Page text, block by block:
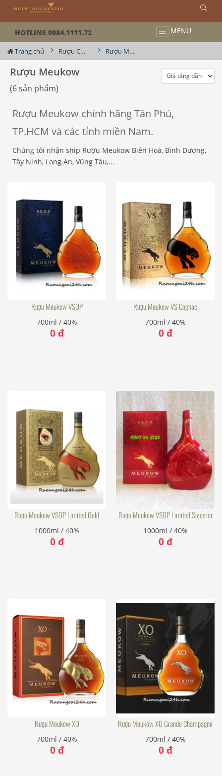
HOTLINE 0984.1111.72 MENU
Trang chủ Rượu Cognac Rượu Meukow
Rượu Meukow
(6 sản phẩm)
Rượu Meukow chính hãng Tân Phú,
TP.HCM và các tỉnh miền Nam.
Chúng tôi nhận ship Rượu Meukow Biên Hoà, Bình Dương,
Tây Ninh, Long An, Vũng Tàu,...
Rượu Meukow VSOP
700ml / 40%
0 đ
Rượu Meukow VS Cognac
700ml / 40%
0 đ
Rượu Meukow VSOP Limited Gold
1000ml / 40%
0 đ
Rượu Meukow VSOP Limited Superior
1000ml / 40%
0 đ
Rượu Meukow XO
700ml / 40%
0 đ
Rượu Meukow XO Grande Champagne
700ml / 40%
0 đ